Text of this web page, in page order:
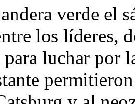
verde el
los líderes,
para luchar